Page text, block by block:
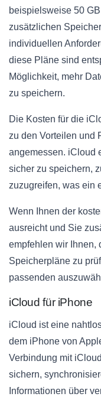
beispielsweise 50
zusätzlichen
individuellen
diese Pläne sind
Möglichkeit, mehr
zu speichern.
Die Kosten für die
zu den Vorteilen und
angemessen. iCloud
sicher zu speichern,
zuzugreifen, was ein
Wenn Ihnen der
ausreicht und Sie
empfehlen wir Ihnen,
Speicherpläne zu
passenden
iCloud für iPhone
iCloud ist eine
dem iPhone von
Verbindung mit
sichern,
Informationen über